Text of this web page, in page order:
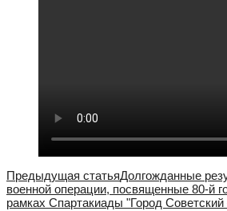
Предыдущая статьяДолгожданные
военной операции, посвященные 80-й
рамках Спартакиады "Город